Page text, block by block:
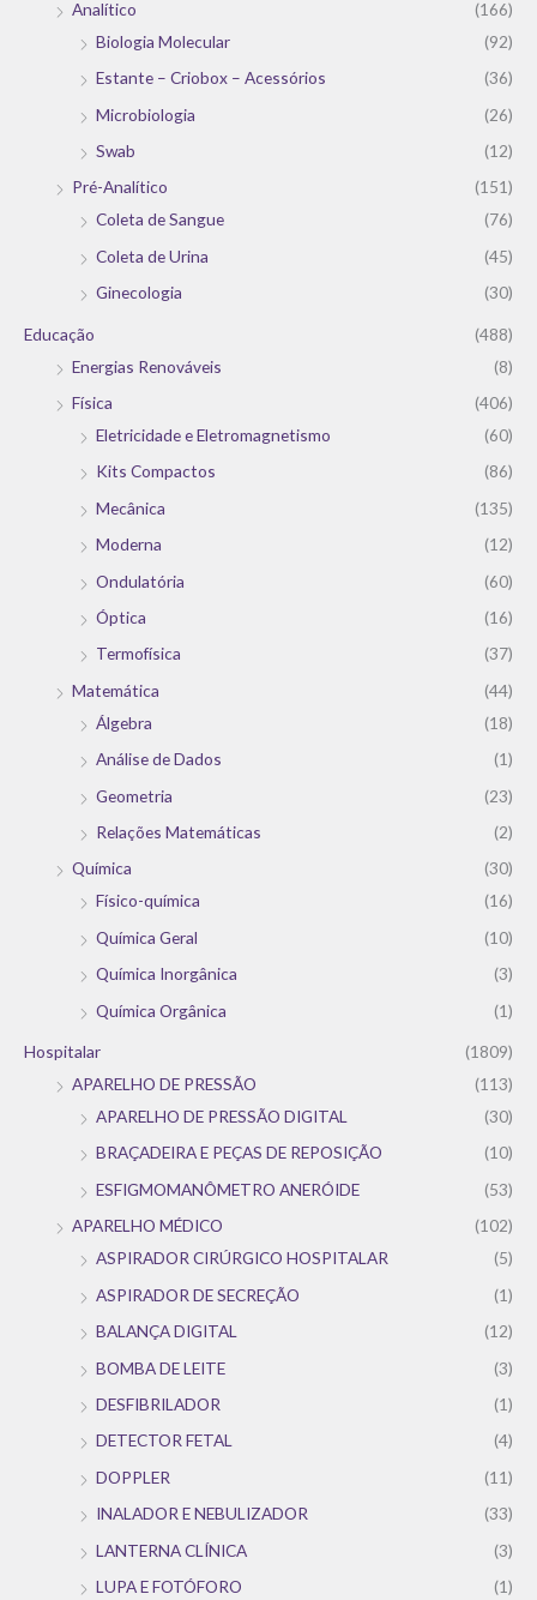
Analítico
(166)
Biologia Molecular
(92)
Estante – Criobox – Acessórios
(36)
Microbiologia
(26)
Swab
(12)
Pré-Analítico
(151)
Coleta de Sangue
(76)
Coleta de Urina
(45)
Ginecologia
(30)
Educação
(488)
Energias Renováveis
(8)
Física
(406)
Eletricidade e Eletromagnetismo
(60)
Kits Compactos
(86)
Mecânica
(135)
Moderna
(12)
Ondulatória
(60)
Óptica
(16)
Termofísica
(37)
Matemática
(44)
Álgebra
(18)
Análise de Dados
(1)
Geometria
(23)
Relações Matemáticas
(2)
Química
(30)
Físico-química
(16)
Química Geral
(10)
Química Inorgânica
(3)
Química Orgânica
(1)
Hospitalar
(1809)
APARELHO DE PRESSÃO
(113)
APARELHO DE PRESSÃO DIGITAL
(30)
BRAÇADEIRA E PEÇAS DE REPOSIÇÃO
(10)
ESFIGMOMANÔMETRO ANERÓIDE
(53)
APARELHO MÉDICO
(102)
ASPIRADOR CIRÚRGICO HOSPITALAR
(5)
ASPIRADOR DE SECREÇÃO
(1)
BALANÇA DIGITAL
(12)
BOMBA DE LEITE
(3)
DESFIBRILADOR
(1)
DETECTOR FETAL
(4)
DOPPLER
(11)
INALADOR E NEBULIZADOR
(33)
LANTERNA CLÍNICA
(3)
LUPA E FOTÓFORO
(1)